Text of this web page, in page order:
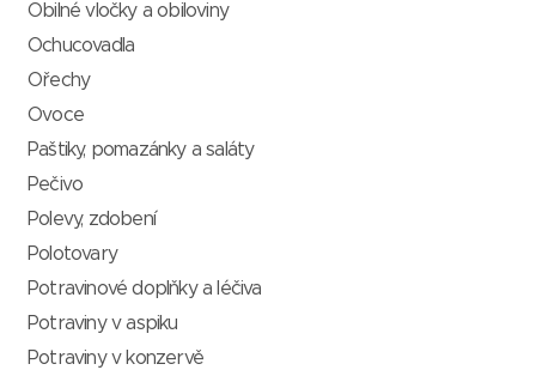
Obilné vločky a obiloviny
Ochucovadla
Ořechy
Ovoce
Paštiky, pomazánky a saláty
Pečivo
Polevy, zdobení
Polotovary
Potravinové doplňky a léčiva
Potraviny v aspiku
Potraviny v konzervě